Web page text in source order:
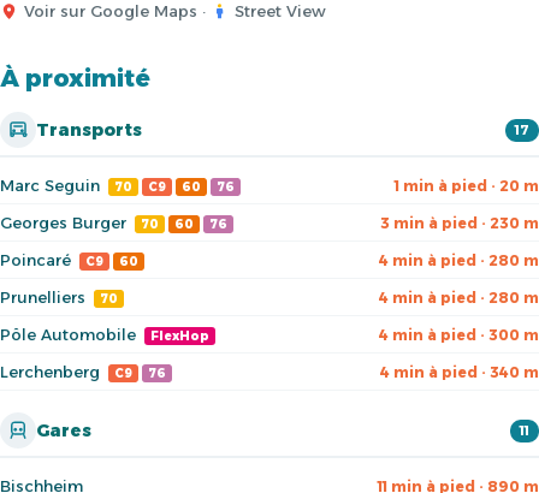
Voir sur Google Maps · Street View
À proximité
Transports 17
Marc Seguin 70 C9 60 76 1 min à pied · 20 m
Georges Burger 70 60 76 3 min à pied · 230 m
Poincaré C9 60 4 min à pied · 280 m
Prunelliers 70 4 min à pied · 280 m
Pôle Automobile FlexHop 4 min à pied · 300 m
Lerchenberg C9 76 4 min à pied · 340 m
Gares 11
Bischheim 11 min à pied · 890 m